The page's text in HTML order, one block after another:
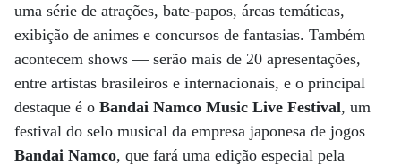
uma série de atrações, bate-papos, áreas temáticas,
exibição de animes e concursos de fantasias. Também
acontecem shows — serão mais de 20 apresentações,
entre artistas brasileiros e internacionais, e o principal
destaque é o Bandai Namco Music Live Festival, um
festival do selo musical da empresa japonesa de jogos
Bandai Namco, que fará uma edição especial pela